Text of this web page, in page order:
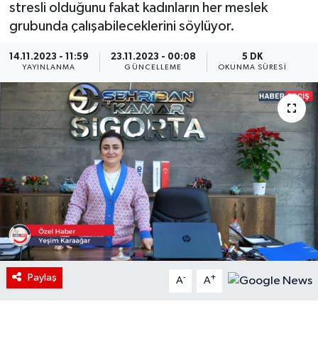
stresli olduğunu fakat kadınların her meslek
grubunda çalışabileceklerini söylüyor.
14.11.2023 - 11:59
YAYINLANMA
23.11.2023 - 00:08
GÜNCELLEME
5 DK
OKUNMA SÜRESI
Paylaş A- A+